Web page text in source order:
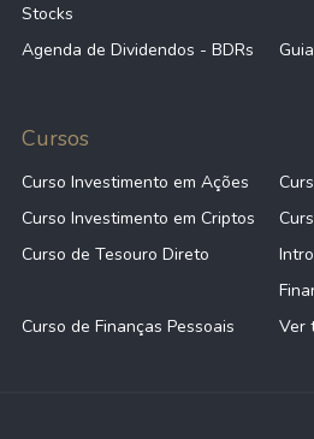
Stocks
Agenda de Dividendos - BDRs
Cursos
Curso Investimento em Ações
Curso Investimento em Criptos
Curso de Tesouro Direto
Curso de Finanças Pessoais
Ver